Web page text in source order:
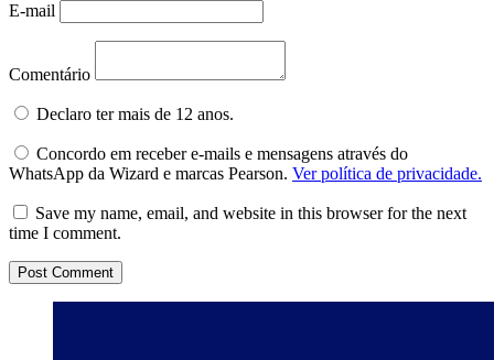
E-mail
Comentário
Declaro ter mais de 12 anos.
Concordo em receber e-mails e mensagens através do
WhatsApp da Wizard e marcas Pearson. Ver política de privacidade.
Save my name, email, and website in this browser for the next
time I comment.